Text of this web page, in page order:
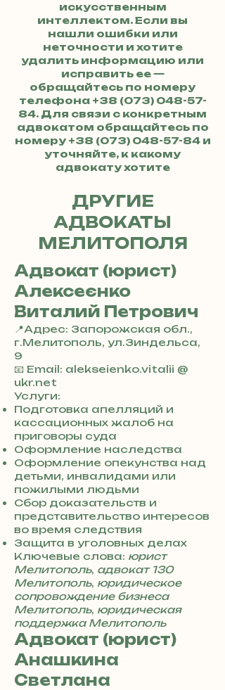
искусственным
интеллектом. Если вы
нашли ошибки или
неточности и хотите
удалить информацию или
исправить ее —
обращайтесь по номеру
телефона +38 (073) 048-57-
84. Для связи с конкретным
адвокатом обращайтесь по
номеру +38 (073) 048-57-84и
уточняйте, к какому
адвокату хотите
ДРУГИЕ
АДВОКАТЫ
МЕЛИТОПОЛЯ
Адвокат (юрист)
Алексеєнко
Виталий Петрович
📍Адрес: Запорожская обл.,
г.Мелитополь, ул.Зиндельса,
9
+
3
8
0
7
3
0
4
8
5
7
8
4
📧 Email: alekseienko.vitalii @
ukr.net
Услуги:
Подготовка апелляций и
кассационных жалоб на
приговоры суда
Оформление наследства
Оформление опекунства над
детьми, инвалидами или
пожилыми людьми
Сбор доказательств и
представительство интересов
во время следствия
Защита в уголовных делах
Ключевые слова: юрист
Мелитополь, адвокат 130
Мелитополь, юридическое
сопровождение бизнеса
Мелитополь, юридическая
поддержка Мелитополь
Адвокат (юрист)
Анашкина
Светлана